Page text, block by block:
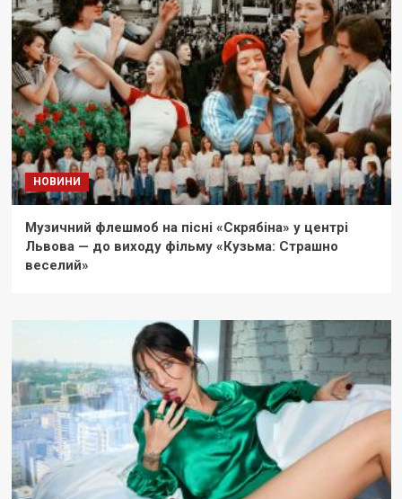
НОВИНИ
Музичний флешмоб на пісні «Скрябіна» у центрі
Львова — до виходу фільму «Кузьма: Страшно
веселий»